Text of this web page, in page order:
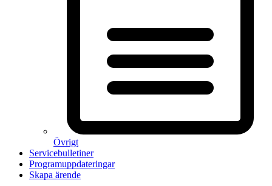
Övrigt
Servicebulletiner
Programuppdateringar
Skapa ärende